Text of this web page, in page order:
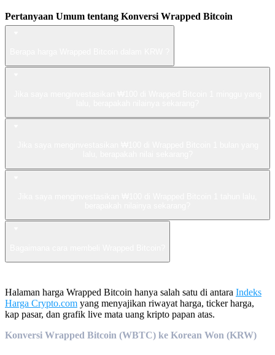
Pertanyaan Umum tentang Konversi Wrapped Bitcoin
Halaman harga Wrapped Bitcoin hanya salah satu di antara Indeks
Harga Crypto.com yang menyajikan riwayat harga, ticker harga,
kap pasar, dan grafik live mata uang kripto papan atas.
Konversi Wrapped Bitcoin (WBTC) ke Korean Won (KRW)